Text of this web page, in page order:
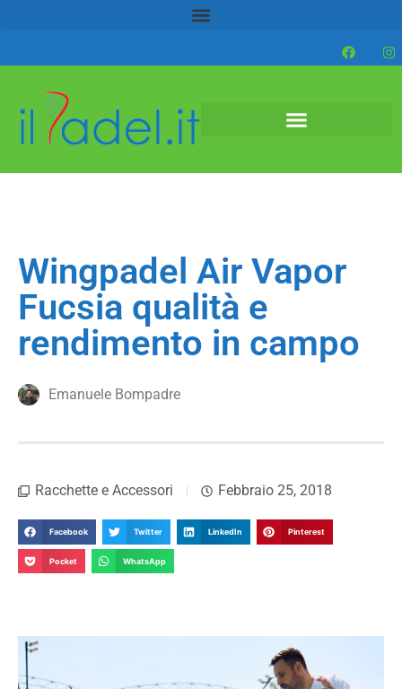
Wingpadel Air Vapor
Fucsia qualità e
rendimento in campo
Emanuele Bompadre
Racchette e Accessori Febbraio 25, 2018
Facebook Twitter LinkedIn Pinterest
Pocket WhatsApp